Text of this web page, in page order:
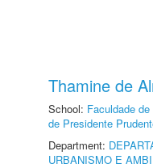
Thamine de
School: Faculdade
de Presidente
Department:
URBANISMO E